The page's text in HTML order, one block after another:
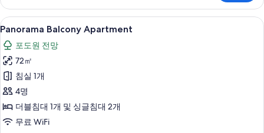
세
히
보
기
Panorama
Balcony
Apartment
사
진
모
두
보
Panorama Balcony Apartment | 저자
9
Panorama Balcony Apartment
포도원 전망
72㎡
침실 1개
4명
더블침대 1개 및 싱글침대 2개
무료 WiFi